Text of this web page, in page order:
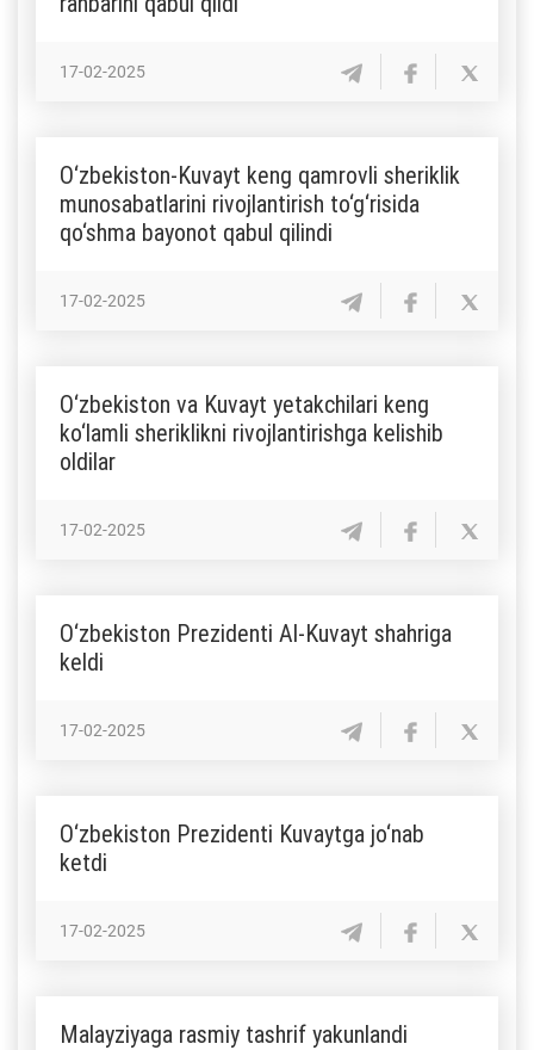
17-02-2025
O‘zbekiston-Kuvayt keng qamrovli sheriklik
munosabatlarini rivojlantirish to‘g‘risida
qo‘shma bayonot qabul qilindi
17-02-2025
O‘zbekiston va Kuvayt yetakchilari keng
ko‘lamli sheriklikni rivojlantirishga kelishib
oldilar
17-02-2025
O‘zbekiston Prezidenti Al-Kuvayt shahriga
keldi
17-02-2025
O‘zbekiston Prezidenti Kuvaytga jo‘nab
ketdi
17-02-2025
Malayziyaga rasmiy tashrif yakunlandi